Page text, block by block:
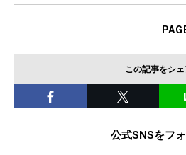
この記事をシ
公式SNSをフ